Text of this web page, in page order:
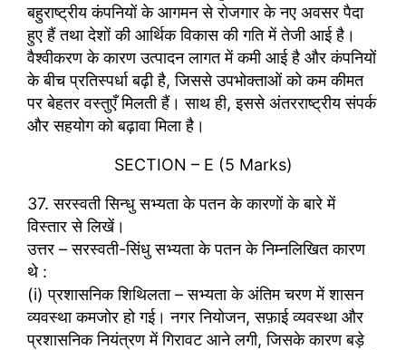
बहुराष्ट्रीय कंपनियों के आगमन से रोजगार के नए अवसर पैदा
हुए हैं तथा देशों की आर्थिक विकास की गति में तेजी आई है।
वैश्वीकरण के कारण उत्पादन लागत में कमी आई है और कंपनियों
के बीच प्रतिस्पर्धा बढ़ी है, जिससे उपभोक्ताओं को कम कीमत
पर बेहतर वस्तुएँ मिलती हैं। साथ ही, इससे अंतरराष्ट्रीय संपर्क
और सहयोग को बढ़ावा मिला है।
SECTION – E (5 Marks)
37. सरस्वती सिन्धु सभ्यता के पतन के कारणों के बारे में
विस्तार से लिखें।
उत्तर – सरस्वती-सिंधु सभ्यता के पतन के निम्नलिखित कारण
थे :
(i) प्रशासनिक शिथिलता – सभ्यता के अंतिम चरण में शासन
व्यवस्था कमजोर हो गई। नगर नियोजन, सफ़ाई व्यवस्था और
प्रशासनिक नियंत्रण में गिरावट आने लगी, जिसके कारण बड़े